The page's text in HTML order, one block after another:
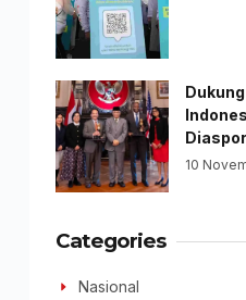
10
Categories
Nasional